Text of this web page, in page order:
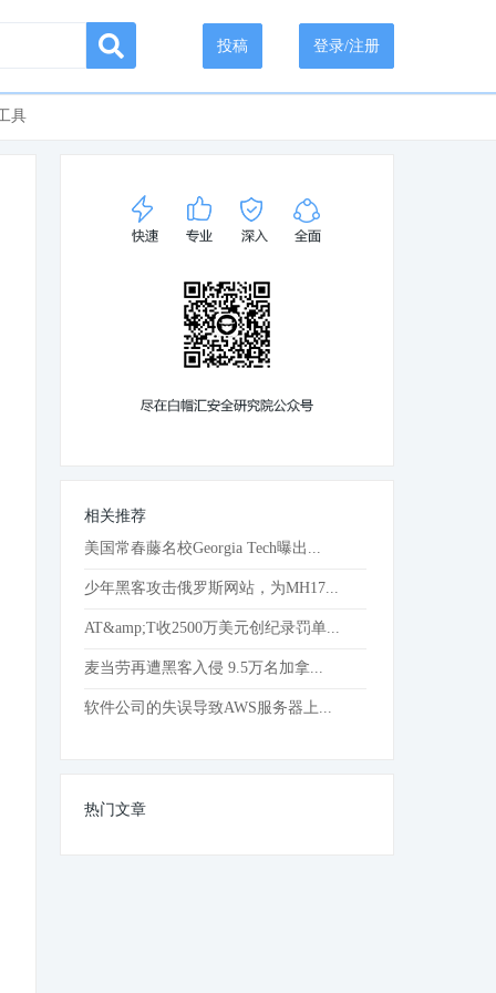
登录/注册
投稿
具
相关推荐
美国常春藤名校Georgia Tech曝出...
少年黑客攻击俄罗斯网站，为MH17...
AT&amp;T收2500万美元创纪录罚单...
麦当劳再遭黑客入侵 9.5万名加拿...
软件公司的失误导致AWS服务器上...
热门文章